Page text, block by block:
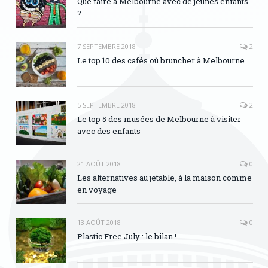
?
7 SEPTEMBRE 2018 2
Le top 10 des cafés où bruncher à Melbourne
5 SEPTEMBRE 2018 2
Le top 5 des musées de Melbourne à visiter
avec des enfants
21 AOÛT 2018 0
Les alternatives au jetable, à la maison comme
en voyage
13 AOÛT 2018 0
Plastic Free July : le bilan !